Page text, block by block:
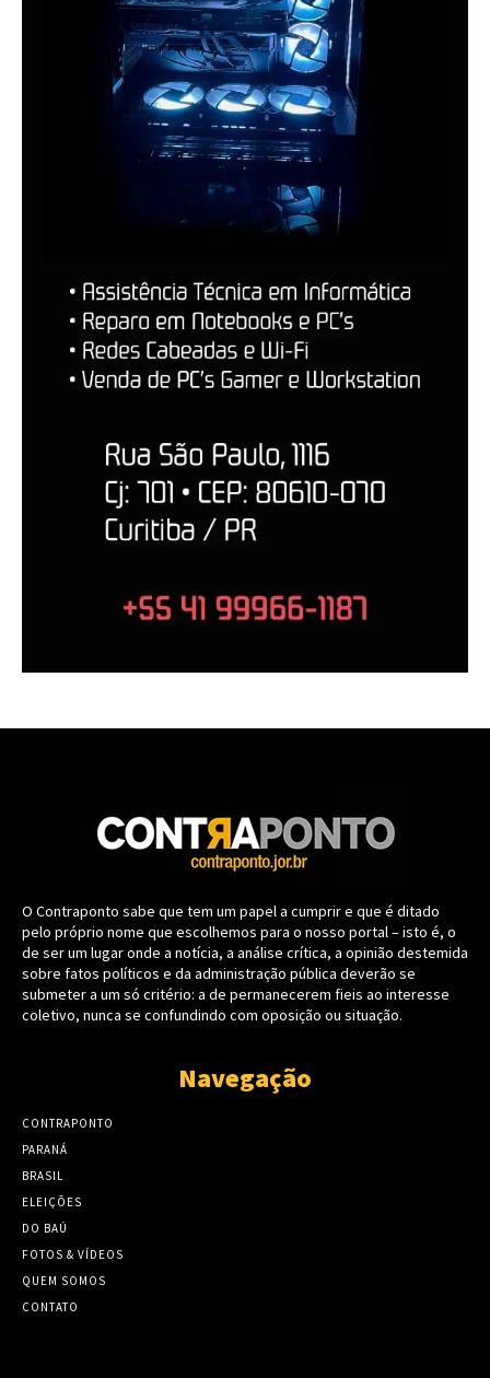
O Contraponto sabe que tem um papel a cumprir e que é ditado
pelo próprio nome que escolhemos para o nosso portal – isto é, o
de ser um lugar onde a notícia, a análise crítica, a opinião destemida
sobre fatos políticos e da administração pública deverão se
submeter a um só critério: a de permanecerem fieis ao interesse
coletivo, nunca se confundindo com oposição ou situação.
Navegação
CONTRAPONTO
PARANÁ
BRASIL
ELEIÇÕES
DO BAÚ
FOTOS & VÍDEOS
QUEM SOMOS
CONTATO